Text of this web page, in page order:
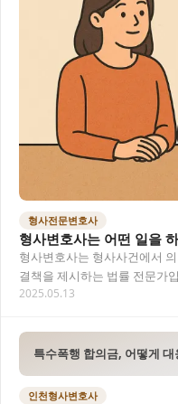
형사전문변호사
형사변호사는 어떤 일을
형사변호사는 형사사건에서
결책을 제시하는 법률 전문가
일, 선임 절차, 비용 등 실질적
2025.05.13
특수폭행 합의금, 어떻게
인천형사변호사